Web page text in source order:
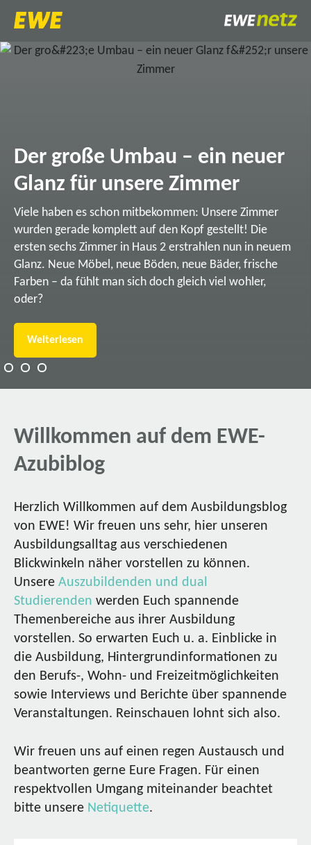
Der große Umbau – ein neuer
Glanz für unsere Zimmer
Viele haben es schon mitbekommen: Unsere Zimmer
wurden gerade komplett auf den Kopf gestellt! Die
ersten sechs Zimmer in Haus 2 erstrahlen nun in neuem
Glanz. Neue Möbel, neue Böden, neue Bäder, frische
Farben – da fühlt man sich doch gleich viel wohler,
oder?
Weiterlesen
Willkommen auf dem EWE-
Azubiblog
Herzlich Willkommen auf dem Ausbildungsblog
von EWE! Wir freuen uns sehr, hier unseren
Ausbildungsalltag aus verschiedenen
Blickwinkeln näher vorstellen zu können.
Unsere Auszubildenden und dual
Studierenden werden Euch spannende
Themenbereiche aus ihrer Ausbildung
vorstellen. So erwarten Euch u. a. Einblicke in
die Ausbildung, Hintergrundinformationen zu
den Berufs-, Wohn- und Freizeitmöglichkeiten
sowie Interviews und Berichte über spannende
Veranstaltungen. Reinschauen lohnt sich also.
Wir freuen uns auf einen regen Austausch und
beantworten gerne Eure Fragen. Für einen
respektvollen Umgang miteinander beachtet
bitte unsere Netiquette.